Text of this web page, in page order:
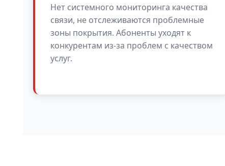
Нет системного мониторинга качества
связи, не отслеживаются проблемные
зоны покрытия. Абоненты уходят к
конкурентам из-за проблем с качеством
услуг.